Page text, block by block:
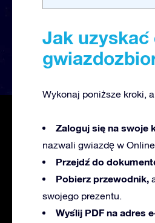
Jak
Wykonaj poniższe kroki,
Zaloguj się na swoje
nazwali gwiazdę w
Przejdź do
Pobierz przewodnik,
swojego prezentu.
Wyślij PDF na adres